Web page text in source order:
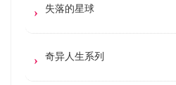
失落的星球
奇异人生系列